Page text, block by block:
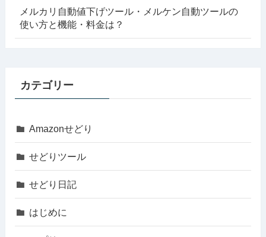
メルカリ自動値下げツール・メルケン自動ツールの
使い方と機能・料金は？
カテゴリー
Amazonせどり
せどりツール
せどり日記
はじめに